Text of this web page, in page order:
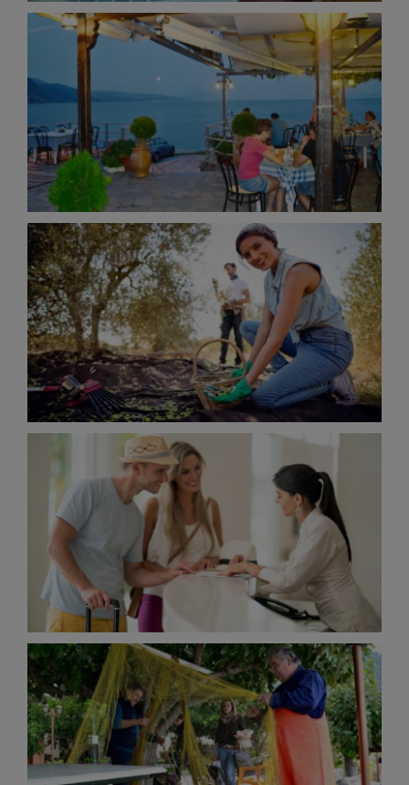
Φάρος – Η Ψαροταβέρνα μας
Dining
Αγροτικές δραστηριότητες – Ελιές
Activities
Συμβουλές & Συνήθεις ερωτήσεις
Ψάρεμα στα Ήλια